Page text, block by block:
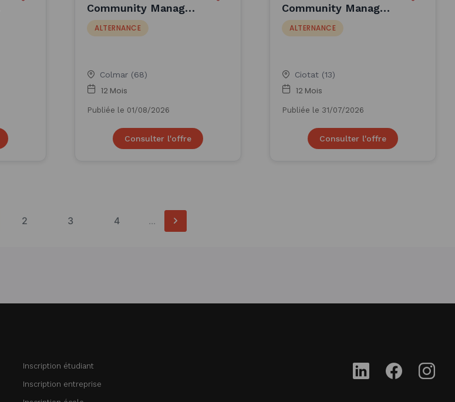
Community Manager
- Colmar (F/H)
ALTERNANCE
Colmar (68)
12 Mois
Publiée le 01/08/2026
Consulter l'offre
Community Manager
- La Ciotat (F/H)
ALTERNANCE
Ciotat (13)
12 Mois
Publiée le 31/07/2026
Consulter l'offre
2 3 4 ...
Inscription étudiant
Inscription entreprise